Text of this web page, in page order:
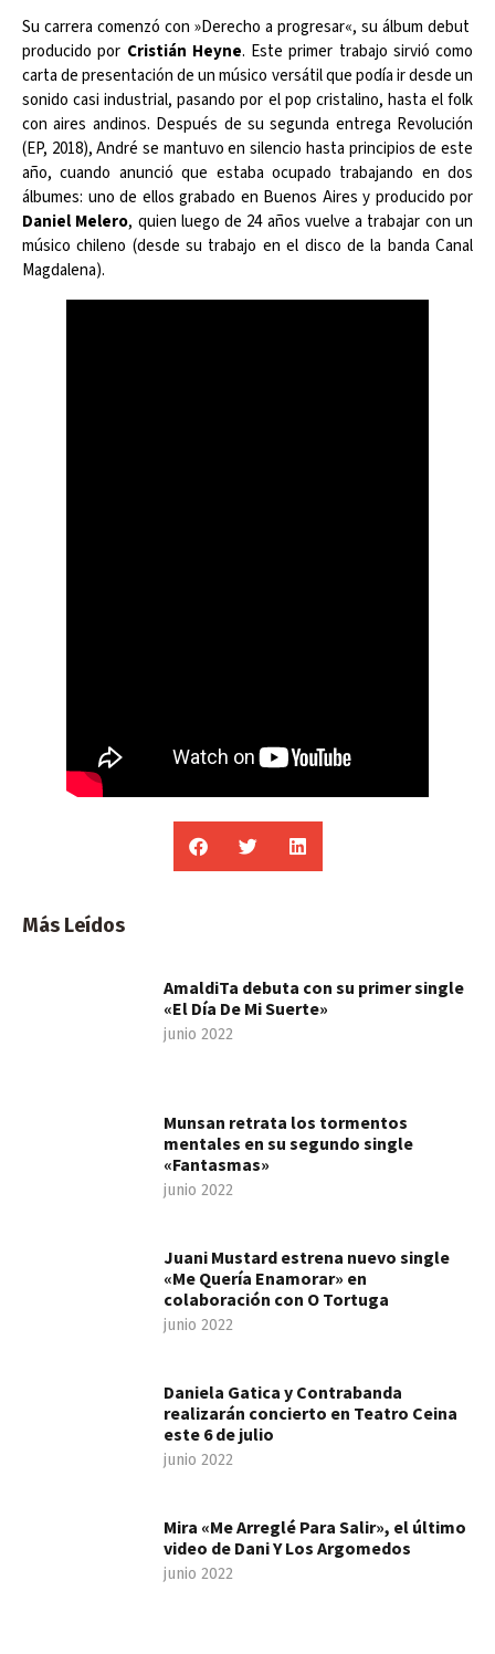
Su carrera comenzó con »Derecho a progresar«, su álbum debut
producido por Cristián Heyne. Este primer trabajo sirvió como
carta de presentación de un músico versátil que podía ir desde un
sonido casi industrial, pasando por el pop cristalino, hasta el folk
con aires andinos. Después de su segunda entrega Revolución
(EP, 2018), André se mantuvo en silencio hasta principios de este
año, cuando anunció que estaba ocupado trabajando en dos
álbumes: uno de ellos grabado en Buenos Aires y producido por
Daniel Melero, quien luego de 24 años vuelve a trabajar con un
músico chileno (desde su trabajo en el disco de la banda Canal
Magdalena).
Más Leídos
AmaldiTa debuta con su primer single
«El Día De Mi Suerte»
junio 2022
Munsan retrata los tormentos
mentales en su segundo single
«Fantasmas»
junio 2022
Juani Mustard estrena nuevo single
«Me Quería Enamorar» en
colaboración con O Tortuga
junio 2022
Daniela Gatica y Contrabanda
realizarán concierto en Teatro Ceina
este 6 de julio
junio 2022
Mira «Me Arreglé Para Salir», el último
video de Dani Y Los Argomedos
junio 2022